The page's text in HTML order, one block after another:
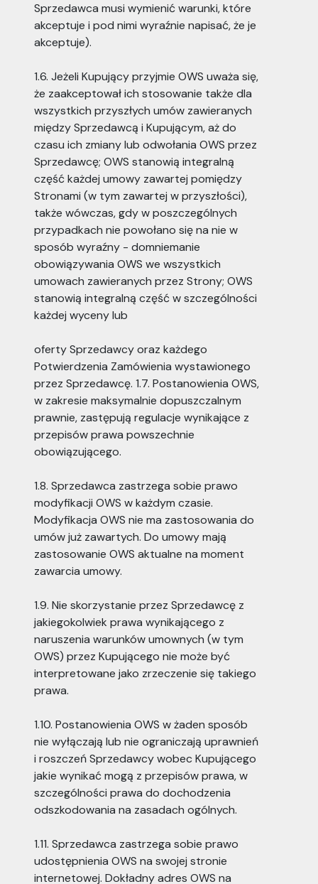
Sprzedawca musi wymienić warunki, które
akceptuje i pod nimi wyraźnie napisać, że je
akceptuje).
1.6. Jeżeli Kupujący przyjmie OWS uważa się,
że zaakceptował ich stosowanie także dla
wszystkich przyszłych umów zawieranych
między Sprzedawcą i Kupującym, aż do
czasu ich zmiany lub odwołania OWS przez
Sprzedawcę; OWS stanowią integralną
część każdej umowy zawartej pomiędzy
Stronami (w tym zawartej w przyszłości),
także wówczas, gdy w poszczególnych
przypadkach nie powołano się na nie w
sposób wyraźny - domniemanie
obowiązywania OWS we wszystkich
umowach zawieranych przez Strony; OWS
stanowią integralną część w szczególności
każdej wyceny lub
oferty Sprzedawcy oraz każdego
Potwierdzenia Zamówienia wystawionego
przez Sprzedawcę. 1.7. Postanowienia OWS,
w zakresie maksymalnie dopuszczalnym
prawnie, zastępują regulacje wynikające z
przepisów prawa powszechnie
obowiązującego.
1.8. Sprzedawca zastrzega sobie prawo
modyfikacji OWS w każdym czasie.
Modyfikacja OWS nie ma zastosowania do
umów już zawartych. Do umowy mają
zastosowanie OWS aktualne na moment
zawarcia umowy.
1.9. Nie skorzystanie przez Sprzedawcę z
jakiegokolwiek prawa wynikającego z
naruszenia warunków umownych (w tym
OWS) przez Kupującego nie może być
interpretowane jako zrzeczenie się takiego
prawa.
1.10. Postanowienia OWS w żaden sposób
nie wyłączają lub nie ograniczają uprawnień
i roszczeń Sprzedawcy wobec Kupującego
jakie wynikać mogą z przepisów prawa, w
szczególności prawa do dochodzenia
odszkodowania na zasadach ogólnych.
1.11. Sprzedawca zastrzega sobie prawo
udostępnienia OWS na swojej stronie
internetowej. Dokładny adres OWS na